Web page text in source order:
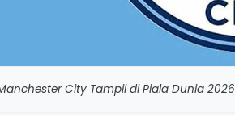
City Tampil di Piala Dunia 2026